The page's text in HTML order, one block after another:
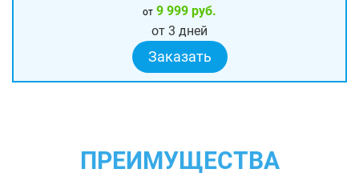
от 9 999 руб.
от 3 дней
Заказать
ПРЕИМУЩЕСТВА